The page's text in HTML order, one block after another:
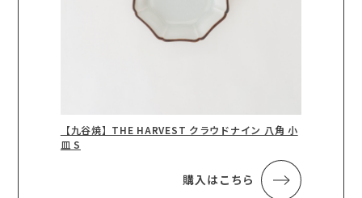
【九谷焼】THE HARVEST クラウドナイン 八角 小
皿 S
購入はこちら